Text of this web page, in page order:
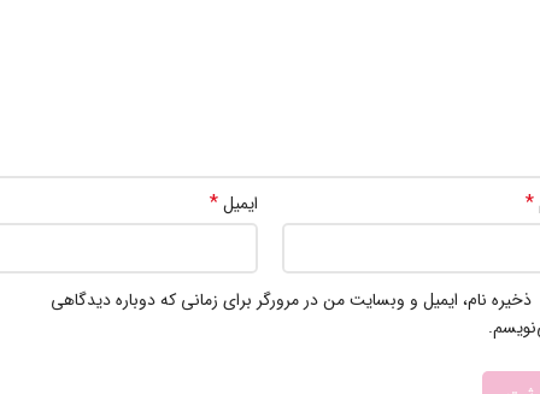
* ایمیل*
ذخیره نام، ایمیل و وبسایت من در مرورگر برای زمانی که دوباره دیدگاهی